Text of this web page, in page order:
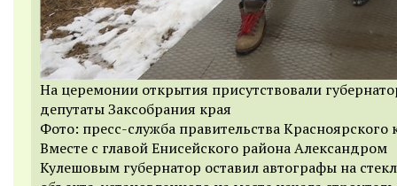
На церемонии открытия присутствовали
депутаты Заксобрания края
Фото: пресс-служба правительства Красноярского
Вместе с главой Енисейского района Александром
Кулешовым губернатор оставил автографы на